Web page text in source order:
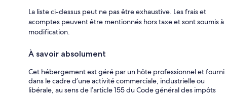
La liste ci-dessus peut ne pas être exhaustive. Les frais et
acomptes peuvent être mentionnés hors taxe et sont soumis à
modification.
À savoir absolument
Cet hébergement est géré par un hôte professionnel et fourni
dans le cadre d’une activité commerciale, industrielle ou
libérale, au sens de l’article 155 du Code général des impôts